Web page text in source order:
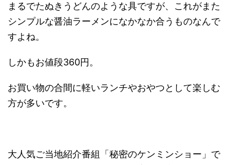
まるでたぬきうどんのような具ですが、これがまた
シンプルな醤油ラーメンになかなか合うものなんで
すよね。
しかもお値段360円。
お買い物の合間に軽いランチやおやつとして楽しむ
方が多いです。
大人気ご当地紹介番組「秘密のケンミンショー」で